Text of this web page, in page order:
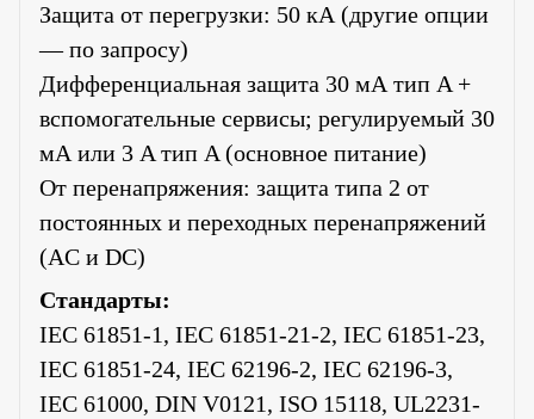
Защита от перегрузки: 50 кА (другие опции
— по запросу)
Дифференциальная защита 30 мА тип A +
вспомогательные сервисы; регулируемый 30
мА или 3 A тип A (основное питание)
От перенапряжения: защита типа 2 от
постоянных и переходных перенапряжений
(AC и DC)
Стандарты:
IEC 61851-1, IEC 61851-21-2, IEC 61851-23,
IEC 61851-24, IEC 62196-2, IEC 62196-3,
IEC 61000, DIN V0121, ISO 15118, UL2231-